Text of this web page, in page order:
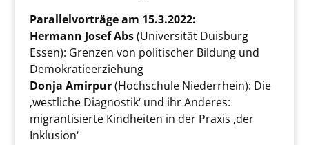
Parallelvorträge am 15.3.2022:
Hermann Josef Abs(Universität Duisburg
Essen): Grenzen von politischer Bildung und
Demokratieerziehung
Donja Amirpur(Hochschule Niederrhein): Die
‚westliche Diagnostik‘ und ihr Anderes:
migrantisierte Kindheiten in der Praxis ‚der
Inklusion‘